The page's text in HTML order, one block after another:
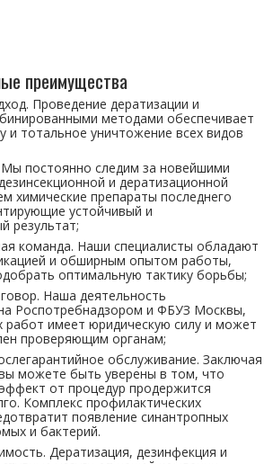
преимущества
Проведение дератизации и
методами обеспечивает
и тотальное уничтожение всех видов
постоянно следим за новейшими
и дератизационной
химические препараты последнего
устойчивый и
результат;
команда. Наши специалисты обладают
и обширным опытом работы,
оптимальную тактику борьбы;
Наша деятельность
Роспотребнадзором и ФБУЗ Москвы,
работ имеет юридическую силу и может
проверяющим органам;
обслуживание. Заключая
можете быть уверены в том, что
от процедур продержится
Комплекс профилактических
появление синантропных
и бактерий.
Дератизация, дезинфекция и